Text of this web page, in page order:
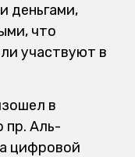
деньгами,
что
участвуют в
в
пр. Аль-
цифровой